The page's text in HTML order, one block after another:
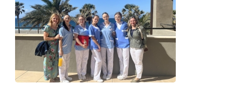
Details